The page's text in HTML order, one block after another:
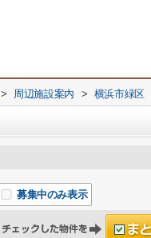
> 周辺施設案内 > 横浜市緑区
募集中のみ表示